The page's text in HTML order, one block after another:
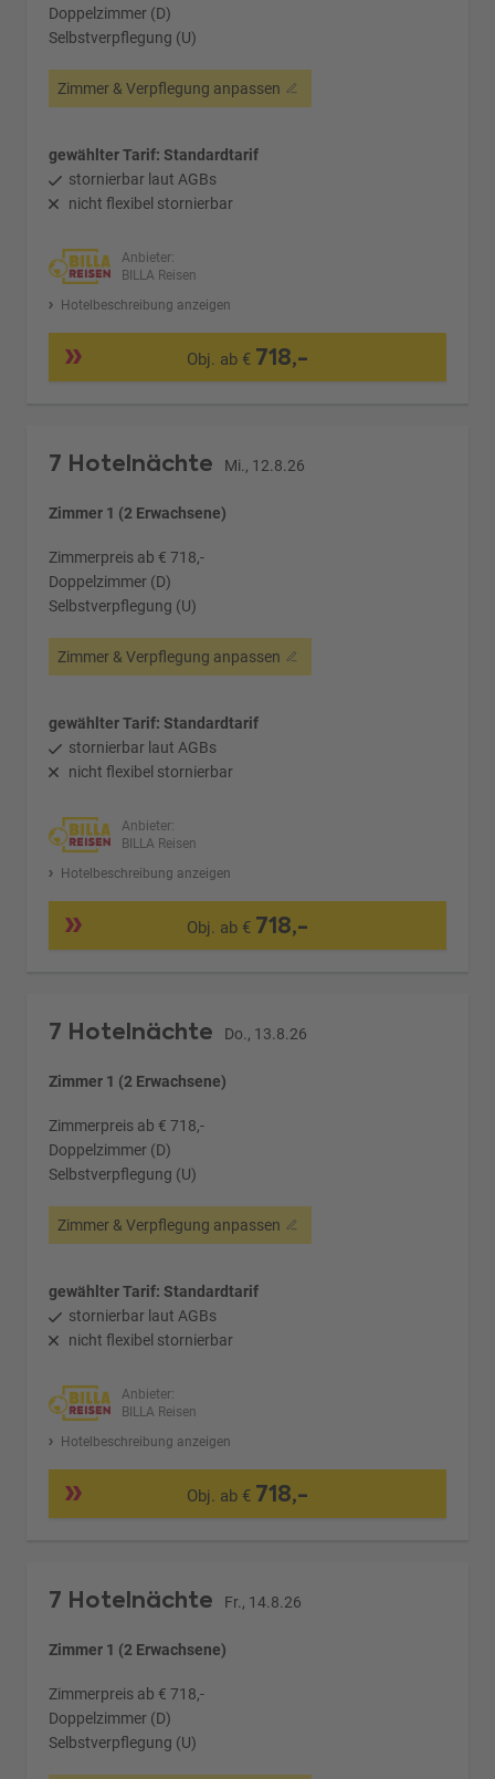
Doppelzimmer (D)
Selbstverpflegung (U)
Zimmer & Verpflegung anpassen
gewählter Tarif: Standardtarif
stornierbar laut AGBs
nicht flexibel stornierbar
Anbieter:
BILLA Reisen
Hotelbeschreibung anzeigen
Obj. ab € 718,-
7 Hotelnächte Mi., 12.8.26
Zimmer 1 (2 Erwachsene)
Zimmerpreis ab € 718,-
Doppelzimmer (D)
Selbstverpflegung (U)
Zimmer & Verpflegung anpassen
gewählter Tarif: Standardtarif
stornierbar laut AGBs
nicht flexibel stornierbar
Anbieter:
BILLA Reisen
Hotelbeschreibung anzeigen
Obj. ab € 718,-
7 Hotelnächte Do., 13.8.26
Zimmer 1 (2 Erwachsene)
Zimmerpreis ab € 718,-
Doppelzimmer (D)
Selbstverpflegung (U)
Zimmer & Verpflegung anpassen
gewählter Tarif: Standardtarif
stornierbar laut AGBs
nicht flexibel stornierbar
Anbieter:
BILLA Reisen
Hotelbeschreibung anzeigen
Obj. ab € 718,-
7 Hotelnächte Fr., 14.8.26
Zimmer 1 (2 Erwachsene)
Zimmerpreis ab € 718,-
Doppelzimmer (D)
Selbstverpflegung (U)